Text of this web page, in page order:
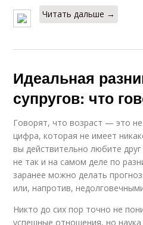
Читать дальше →
Идеальная
супругов: что
Говорят, что возраст — это
цифра, которая не имеет
вы действительно любите
не так и на самом деле по
заранее можно делать
или, напротив,
Никто до сих пор точно не
успешные отношения, но